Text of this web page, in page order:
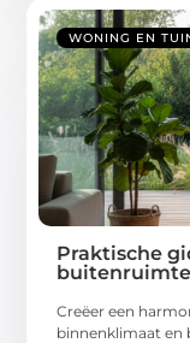
WONING EN
Praktische
buitenruimte
Creëer een
binnenklimaat en